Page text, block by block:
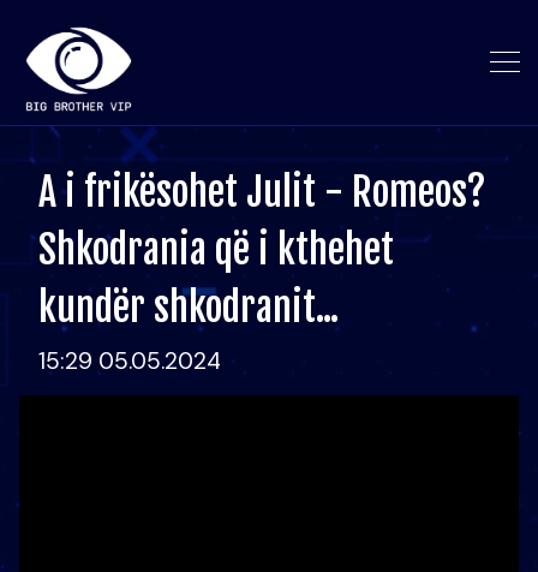
A i frikësohet Julit - Romeos?
Shkodrania që i kthehet
kundër shkodranit...
15:29 05.05.2024